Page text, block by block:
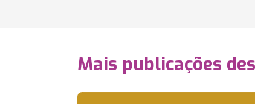
Mais publicações